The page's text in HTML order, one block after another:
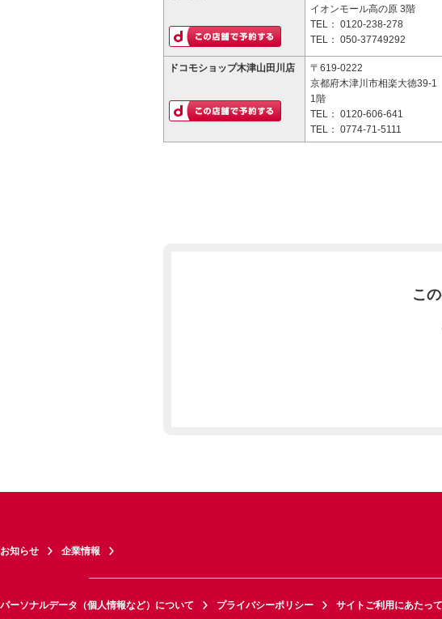
イオンモール高の原 3階
TEL： 0120-238-278
TEL： 050-37749292
ドコモショップ木津山田川店
〒619-0222
京都府木津川市相楽大徳39-1
1階
TEL： 0120-606-641
TEL： 0774-71-5111
こ
お知らせ 企業情報
パーソナルデータ（個人情報など）について プライバシーポリシー サイトご利用にあたって